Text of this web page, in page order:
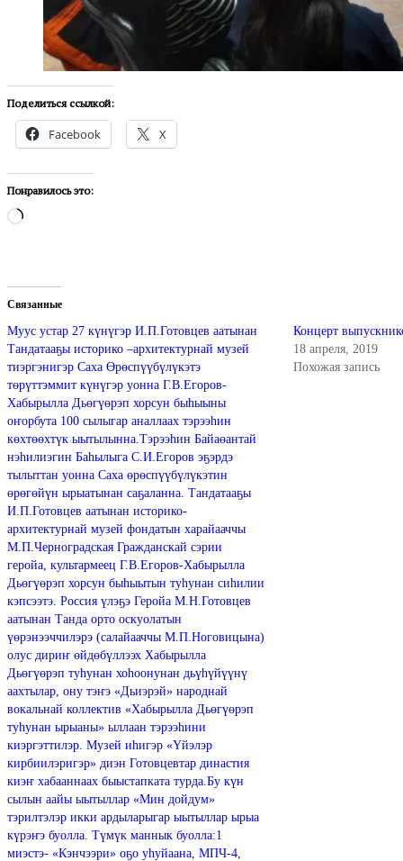
Поделиться ссылкой:
Facebook X
Понравилось это:
Загрузка…
Связанные
Муус устар 27 күнүгэр И.П.Готовцев аатынан
Тандатааҕы историко –архитектурнай музей
тиэргэнигэр Саха Өрөспүүбүлүкэтэ
төрүттэммит күнүгэр уонна Г.В.Егоров-
Хабырылла Дьөгүөрэп хорсун быһыыны
оҥорбута 100 сылыгар аналлаах тэрээһин
көхтөөхтүк ыытылынна.Тэрээһин Байаөантай
нэһилиэгин Баһылыга С.И.Егоров эҕэрдэ
тылыттан уонна Саха өрөспүүбүлүкэтин
өрөгөйүн ырыатынан саҕаланна. Тандатааҕы
И.П.Готовцев аатынан историко-
архитектурнай музей фондатын харайааччы
М.П.Черноградская Гражданскай сэрии
геройа, культармеец Г.В.Егоров-Хабырылла
Дьөгүөрэп хорсун быһыытын туһунан сиһилии
кэпсээтэ. Россия үлэҕэ Геройа М.Н.Готовцев
аатынан Танда орто оскуолатын
үөрэнээччилэрэ (салайааччы М.П.Ноговицына)
олус дириҥ өйдөбүллээх Хабырылла
Дьөгүөрэп туһунан хоһоонунан дьүһүйүүнү
аахтылар, ону тэҥэ «Дьиэрэй» народнай
вокальнай коллектив «Хабырылла Дьөгүөрэп
туһунан ырыаны» ыллаан тэрээһини
киэргэттилэр. Музей иһигэр «Үйэлэр
кирбиилэригэр» диэн Готовцевтар династия
киэҥ хабааннаах быыстапката турда.Бу күн
сылын аайы ыытыллар «Мин дойдум»
тэрилтэлэр икки ардыларыгар ыытыллар ырыа
күрэҥэ буолла. Түмүк маннык буолла:1
миэстэ- «Кэнчээри» оҕо уһуйаана, МПЧ-4,
Концерт
18 апреля, 2019
Похожая запись